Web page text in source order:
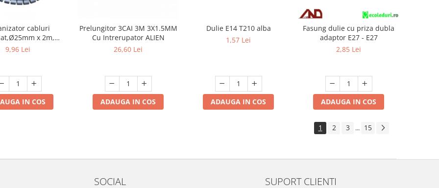
cabluri
x 2m,
birou
9,96 Lei
IN COS
Prelungitor 3CAI 3M 3X1.5MM
Cu Intrerupator ALIEN
26,60 Lei
ADAUGA IN COS
Dulie E14 T210 alba
1,57 Lei
ADAUGA IN COS
Fasung dulie cu priza dubla
adaptor E27 - E27
2,85 Lei
ADAUGA IN COS
1 2 3 ... 15
SOCIAL SUPORT CLIENTI